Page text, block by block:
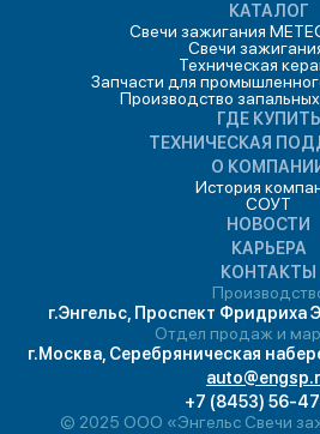
КАТАЛОГ
Свечи зажигания
Свечи
Техническая
Запчасти для
Производство
ГДЕ КУПИТЬ
ТЕХНИЧЕСКАЯ
О
История
СОУТ
НОВОСТИ
КАРЬЕРА
КОНТАКТЫ
г.Энгельс, Проспект Фридриха
Отдел продаж и
г.Москва, Серебряническая
+7 (8453) 56-
© 2025 ООО «Энгельс Свечи